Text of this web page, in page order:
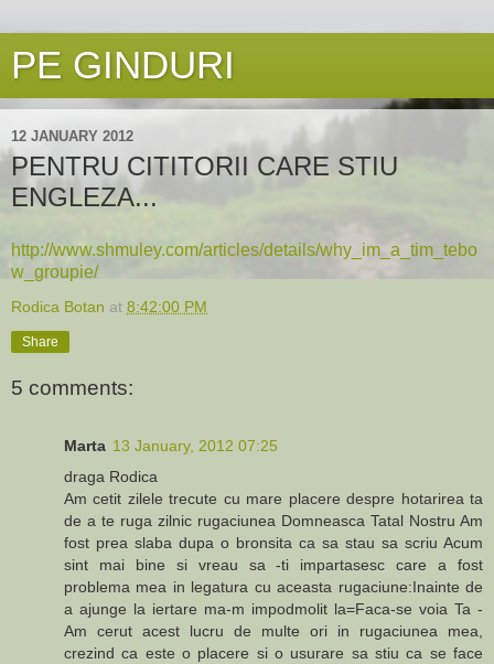
PE GINDURI
12 JANUARY 2012
PENTRU CITITORII CARE STIU
ENGLEZA...
http://www.shmuley.com/articles/details/why_im_a_tim_tebo
w_groupie/
Rodica Botan at 8:42:00 PM
Share
5 comments:
Marta 13 January, 2012 07:25
draga Rodica
Am cetit zilele trecute cu mare placere despre hotarirea ta
de a te ruga zilnic rugaciunea Domneasca Tatal Nostru Am
fost prea slaba dupa o bronsita ca sa stau sa scriu Acum
sint mai bine si vreau sa -ti impartasesc care a fost
problema mea in legatura cu aceasta rugaciune:Inainte de
a ajunge la iertare ma-m impodmolit la=Faca-se voia Ta -
Am cerut acest lucru de multe ori in rugaciunea mea,
crezind ca este o placere si o usurare sa stiu ca se face